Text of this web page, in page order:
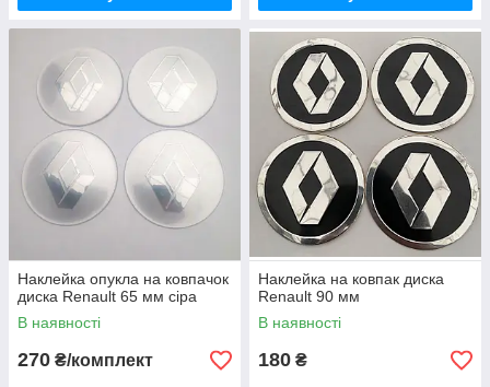
Наклейка опукла на ковпачок
диска Renault 65 мм сіра
В наявності
270 ₴/комплект
Наклейка на ковпак диска
Renault 90 мм
В наявності
180 ₴